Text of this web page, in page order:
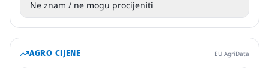
Ne znam / ne mogu procijeniti
AGRO CIJENE EU AgriData